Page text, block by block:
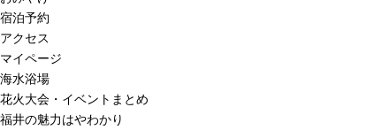
宿泊予約
アクセス
マイページ
海水浴場
花火大会・イベントまとめ
福井の魅力はやわかり